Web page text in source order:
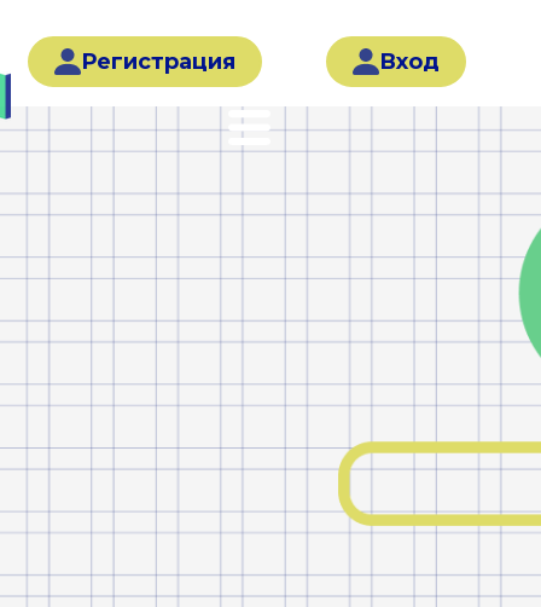
Регистрация Вход